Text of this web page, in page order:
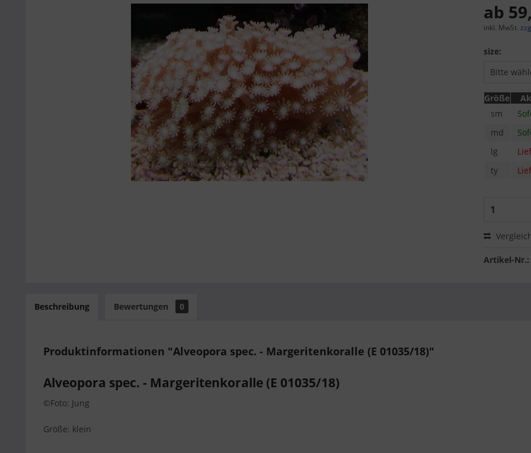
ab
inkl. MwSt.
size:
Größe
sm
md
lg
ty
Artikel-Nr.:
Beschreibung Bewertungen 0
Produktinformationen "Alveopora spec. - Margeritenkoralle (E 01035/18)"
Alveopora spec. - Margeritenkoralle (E 01035/18)
©Foto: Jung
Größe: klein